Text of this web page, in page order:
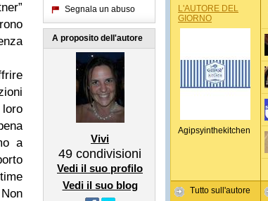
a
Segnala un abuso
A proposito dell'autore
Vivi
49 condivisioni
Vedi il suo profilo
Vedi il suo blog
L'AUTORE DEL
GIORNO
Agipsyinthekitchen
Tutto sull'autore